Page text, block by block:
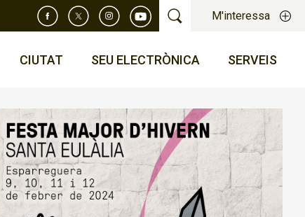
M'interessa
CIUTAT SEU ELECTRÒNICA SERVEIS